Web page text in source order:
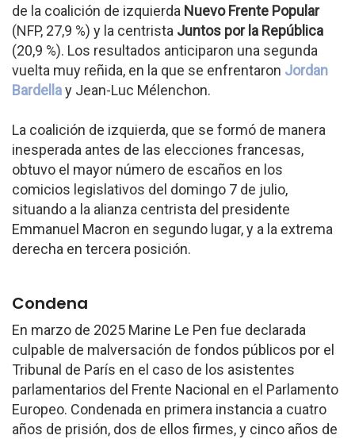
de la coalición de izquierda Nuevo Frente Popular
(NFP, 27,9 %) y la centrista Juntos por la República
(20,9 %). Los resultados anticiparon una segunda
vuelta muy reñida, en la que se enfrentaron Jordan
Bardellay Jean-Luc Mélenchon.
La coalición de izquierda, que se formó de manera
inesperada antes de las elecciones francesas,
obtuvo el mayor número de escaños en los
comicios legislativos del domingo 7 de julio,
situando a la alianza centrista del presidente
Emmanuel Macron en segundo lugar, y a la extrema
derecha en tercera posición.
Condena
En marzo de 2025 Marine Le Pen fue declarada
culpable de malversación de fondos públicos por el
Tribunal de París en el caso de los asistentes
parlamentarios del Frente Nacional en el Parlamento
Europeo. Condenada en primera instancia a cuatro
años de prisión, dos de ellos firmes, y cinco años de